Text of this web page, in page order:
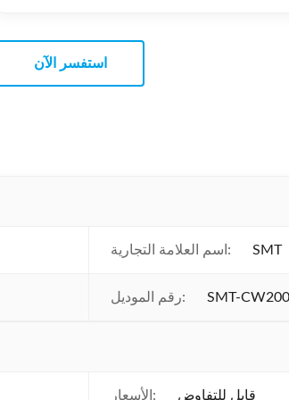
استفسر الآن
اسم العلامة التجارية: SMT
رقم الموديل: SMT-CW200
الأسعار: قابل للتفاوض